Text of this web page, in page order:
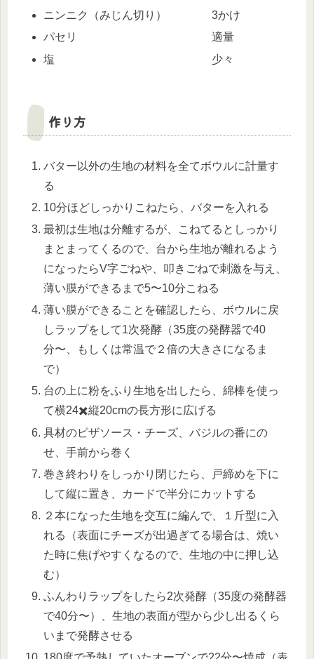
ニンニク（みじん切り） 3かけ
パセリ 適量
塩 少々
作り方
バター以外の生地の材料を全てボウルに計量す
る
10分ほどしっかりこねたら、バターを入れる
最初は生地は分離するが、こねてるとしっかり
まとまってくるので、台から生地が離れるよう
になったらV字ごねや、叩きごねで刺激を与え、
薄い膜ができるまで5〜10分こねる
薄い膜ができることを確認したら、ボウルに戻
しラップをして1次発酵（35度の発酵器で40
分〜、もしくは常温で２倍の大きさになるま
で）
台の上に粉をふり生地を出したら、綿棒を使っ
て横24✖️縦20cmの長方形に広げる
具材のピザソース・チーズ、バジルの番にの
せ、手前から巻く
巻き終わりをしっかり閉じたら、戸締めを下に
して縦に置き、カードで半分にカットする
２本になった生地を交互に編んで、１斤型に入
れる（表面にチーズが出過ぎてる場合は、焼い
た時に焦げやすくなるので、生地の中に押し込
む）
ふんわりラップをしたら2次発酵（35度の発酵器
で40分〜）、生地の表面が型から少し出るくら
いまで発酵させる